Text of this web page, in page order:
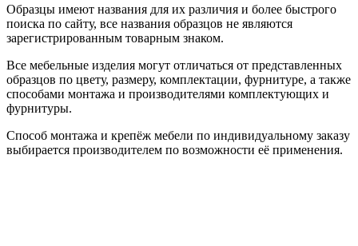
Образцы имеют названия для их различия и более быстрого
поиска по сайту, все названия образцов не являются
зарегистрированным товарным знаком.
Все мебельные изделия могут отличаться от представленных
образцов по цвету, размеру, комплектации, фурнитуре, а также
способами монтажа и производителями комплектующих и
фурнитуры.
Способ монтажа и крепёж мебели по индивидуальному заказу
выбирается производителем по возможности её применения.